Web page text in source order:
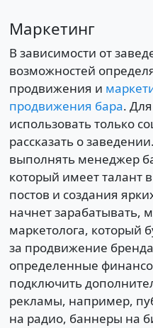
Маркетинг
В зависимости от
возможностей
продвижения и
продвижения бара.
использовать только
рассказать о
выполнять менеджер
который имеет талант
постов и создания
начнет зарабатывать,
маркетолога, который
за продвижение
определенные
подключить
рекламы, например,
на радио, баннеры на